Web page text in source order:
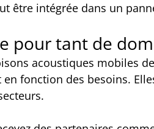
être intégrée dans un
pour tant de
acoustiques mobiles
fonction des besoins.